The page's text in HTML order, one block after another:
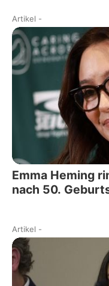
Artikel -
Emma Heming
nach 50.
Artikel -